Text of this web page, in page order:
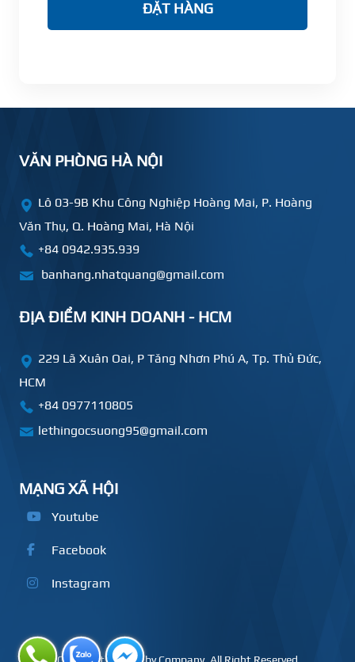
ĐẶT HÀNG
VĂN PHÒNG HÀ NỘI
Lô 03-9B Khu Công Nghiệp Hoàng Mai, P. Hoàng
Văn Thụ, Q. Hoàng Mai, Hà Nội
+84 0942.935.939
banhang.nhatquang@gmail.com
ĐỊA ĐIỂM KINH DOANH - HCM
229 Lã Xuân Oai, P Tăng Nhơn Phú A, Tp. Thủ Đức,
HCM
+84 0977110805
lethingocsuong95@gmail.com
MẠNG XÃ HỘI
Youtube
Facebook
Instagram